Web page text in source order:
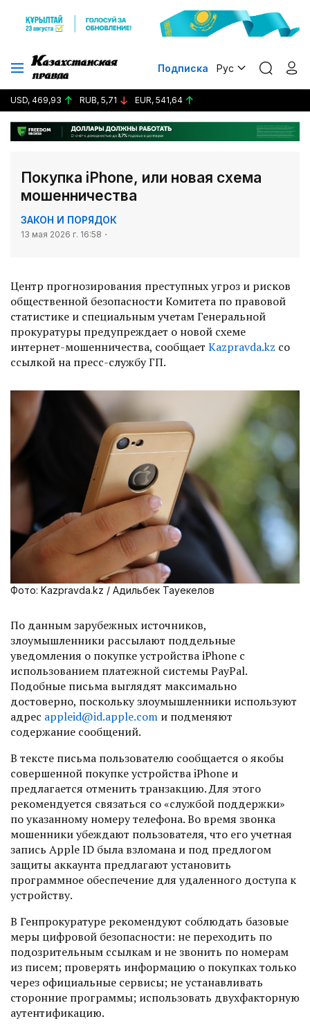
Подписка Рус
USD, 469,93 RUB, 5,71 EUR, 541,64
Покупка iPhone, или новая схема
мошенничества
ЗАКОН И ПОРЯДОК
13 мая 2026 г. 16:58
Центр прогнозирования преступных угроз и рисков
общественной безопасности Комитета по правовой
статистике и специальным учетам Генеральной
прокуратуры предупреждает о новой схеме
интернет-мошенничества, сообщает Kazpravda.kz со
ссылкой на пресс-службу ГП.
Фото: Kazpravda.kz / Адильбек Тауекелов
По данным зарубежных источников,
злоумышленники рассылают поддельные
уведомления о покупке устройства iPhone с
использованием платежной системы PayPal.
Подобные письма выглядят максимально
достоверно, поскольку злоумышленники используют
адрес appleid@id.apple.com и подменяют
содержание сообщений.
В тексте письма пользователю сообщается о якобы
совершенной покупке устройства iPhone и
предлагается отменить транзакцию. Для этого
рекомендуется связаться со «службой поддержки»
по указанному номеру телефона. Во время звонка
мошенники убеждают пользователя, что его учетная
запись Apple ID была взломана и под предлогом
защиты аккаунта предлагают установить
программное обеспечение для удаленного доступа к
устройству.
В Генпрокуратуре рекомендуют соблюдать базовые
меры цифровой безопасности: не переходить по
подозрительным ссылкам и не звонить по номерам
из писем; проверять информацию о покупках только
через официальные сервисы; не устанавливать
сторонние программы; использовать двухфакторную
аутентификацию.